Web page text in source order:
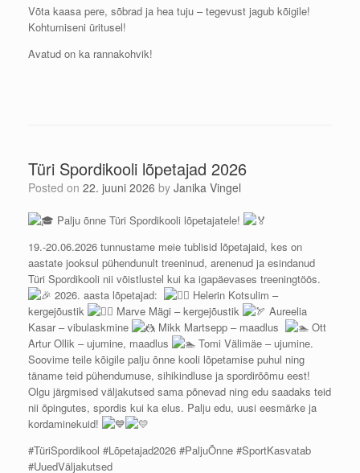
Võta kaasa pere, sõbrad ja hea tuju – tegevust jagub kõigile!
Kohtumiseni üritusel!
Avatud on ka rannakohvik!
Türi Spordikooli lõpetajad 2026
Posted on 22. juuni 2026 by Janika Vingel
Palju õnne Türi Spordikooli lõpetajatele!
19.-20.06.2026 tunnustame meie tublisid lõpetajaid, kes on
aastate jooksul pühendunult treeninud, arenenud ja esindanud
Türi Spordikooli nii võistlustel kui ka igapäevases treeningtöös.
2026. aasta lõpetajad:
Helerin Kotsulim –
kergejõustik
Marve Mägi – kergejõustik
Aureelia
Kasar – vibulaskmine
Mikk Martsepp – maadlus
Ott
Artur Ollik – ujumine, maadlus
Tomi Välimäe – ujumine.
Soovime teile kõigile palju õnne kooli lõpetamise puhul ning
täname teid pühendumuse, sihikindluse ja spordirõõmu eest!
Olgu järgmised väljakutsed sama põnevad ning edu saadaks teid
nii õpingutes, spordis kui ka elus. Palju edu, uusi eesmärke ja
kordaminekuid!
#TüriSpordikool #Lõpetajad2026 #PaljuÕnne #SportKasvatab
#UuedVäljakutsed